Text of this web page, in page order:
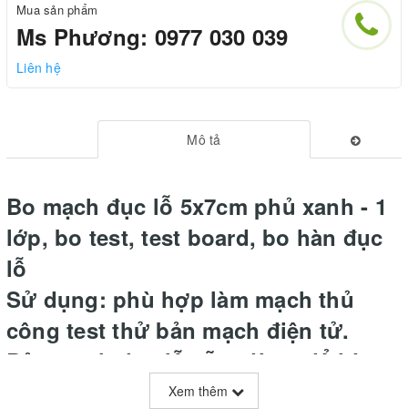
Mua sản phẩm
Ms Phương: 0977 030 039
Liên hệ
Mô tả
Bo mạch đục lỗ 5x7cm phủ xanh - 1
lớp, bo test, test board, bo hàn đục
lỗ
Sử dụng: phù hợp làm mạch thủ
công test thử bản mạch điện tử.
Bản mạch đục lỗ sẵn, dùng để hàn
mạch kiểm tra test thử nghiệm.
Xem thêm